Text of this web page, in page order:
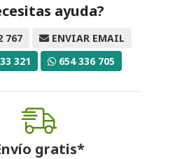
ayuda?
767
ENVIAR EMAIL
321
654 336 705
gratis*